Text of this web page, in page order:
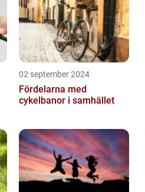
02 september 2024
Fördelarna med
cykelbanor i samhället